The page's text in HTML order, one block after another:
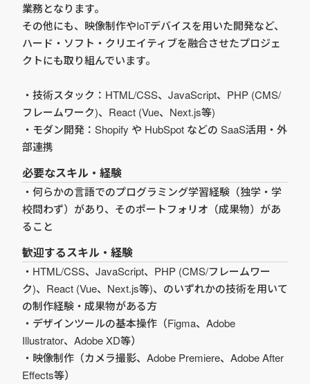
業務となります。
その他にも、映像制作やIoTデバイスを用いた開発など、
ハード・ソフト・クリエイティブを融合させたプロジェ
クトにも取り組んでいます。
・技術スタック：HTML/CSS、JavaScript、PHP (CMS/
フレームワーク)、React (Vue、Next.js等)
・モダン開発：Shopify や HubSpot などの SaaS活用・外
部連携
必要なスキル・経験
・何らかの言語でのプログラミング学習経験（独学・学
校問わず）があり、そのポートフォリオ（成果物）があ
ること
歓迎するスキル・経験
・HTML/CSS、JavaScript、PHP (CMS/フレームワー
ク)、React (Vue、Next.js等)、のいずれかの技術を用いて
の制作経験・成果物がある方
・デザインツールの基本操作（Figma、Adobe
Illustrator、Adobe XD等）
・映像制作（カメラ撮影、Adobe Premiere、Adobe After
Effects等）